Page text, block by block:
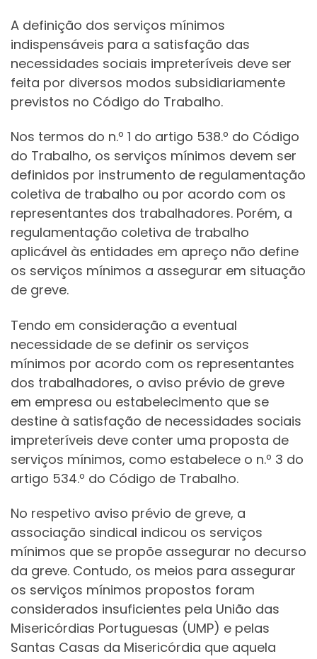
A definição dos serviços mínimos
indispensáveis para a satisfação das
necessidades sociais impreteríveis deve ser
feita por diversos modos subsidiariamente
previstos no Código do Trabalho.
Nos termos do n.º 1 do artigo 538.º do Código
do Trabalho, os serviços mínimos devem ser
definidos por instrumento de regulamentação
coletiva de trabalho ou por acordo com os
representantes dos trabalhadores. Porém, a
regulamentação coletiva de trabalho
aplicável às entidades em apreço não define
os serviços mínimos a assegurar em situação
de greve.
Tendo em consideração a eventual
necessidade de se definir os serviços
mínimos por acordo com os representantes
dos trabalhadores, o aviso prévio de greve
em empresa ou estabelecimento que se
destine à satisfação de necessidades sociais
impreteríveis deve conter uma proposta de
serviços mínimos, como estabelece o n.º 3 do
artigo 534.º do Código de Trabalho.
No respetivo aviso prévio de greve, a
associação sindical indicou os serviços
mínimos que se propõe assegurar no decurso
da greve. Contudo, os meios para assegurar
os serviços mínimos propostos foram
considerados insuficientes pela União das
Misericórdias Portuguesas (UMP) e pelas
Santas Casas da Misericórdia que aquela